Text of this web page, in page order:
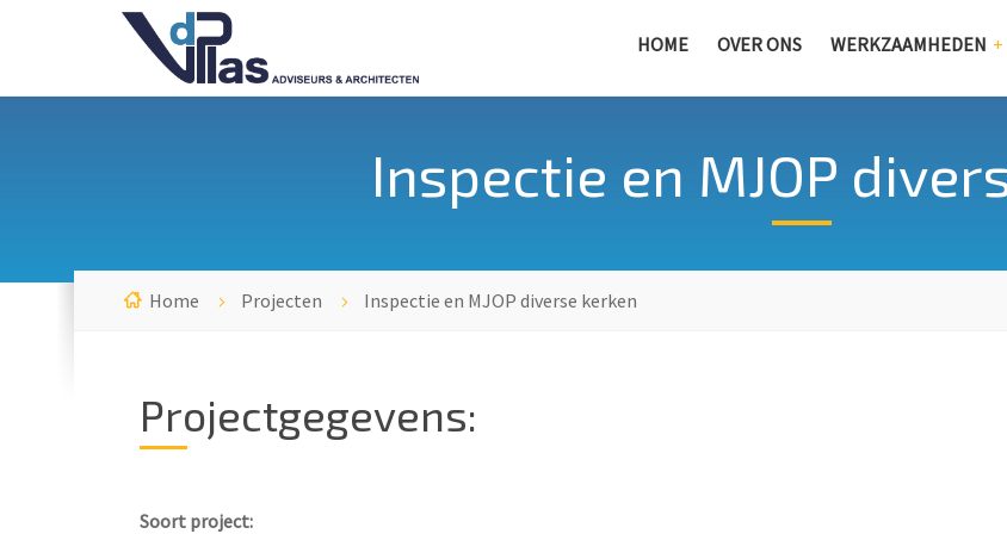
HOME OVER ONS WERKZAAMHEDEN
Inspectie en MJOP
Home Projecten Inspectie en MJOP diverse kerken
Projectgegevens:
Soort project: